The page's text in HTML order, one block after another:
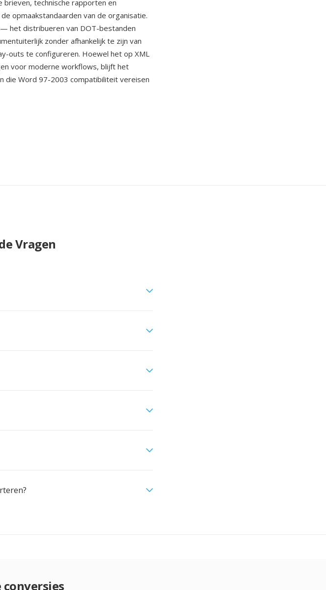
brieven, technische rapporten en
opmaakstandaarden van de organisatie.
het distribueren van DOT-bestanden
zonder afhankelijk te zijn van
outs te configureren. Hoewel het op XML
voor moderne workflows, blijft het
die Word 97-2003 compatibiliteit vereisen
Vragen